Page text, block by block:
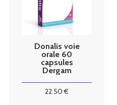
Donalis voie
orale 60
capsules
Dergam
22.50 €